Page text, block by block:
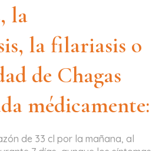
la
la filariasis o
de Chagas
médicamente:
de 33 cl por la mañana, al